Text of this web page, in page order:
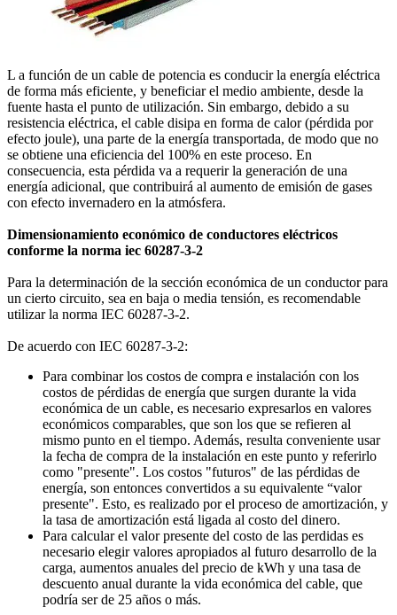
L a función de un cable de potencia es conducir la energía eléctrica
de forma más eficiente, y beneficiar el medio ambiente, desde la
fuente hasta el punto de utilización. Sin embargo, debido a su
resistencia eléctrica, el cable disipa en forma de calor (pérdida por
efecto joule), una parte de la energía transportada, de modo que no
se obtiene una eficiencia del 100% en este proceso. En
consecuencia, esta pérdida va a requerir la generación de una
energía adicional, que contribuirá al aumento de emisión de gases
con efecto invernadero en la atmósfera.
Dimensionamiento económico de conductores eléctricos
conforme la norma iec 60287-3-2
Para la determinación de la sección económica de un conductor para
un cierto circuito, sea en baja o media tensión, es recomendable
utilizar la norma IEC 60287-3-2.
De acuerdo con IEC 60287-3-2:
Para combinar los costos de compra e instalación con los
costos de pérdidas de energía que surgen durante la vida
económica de un cable, es necesario expresarlos en valores
económicos comparables, que son los que se refieren al
mismo punto en el tiempo. Además, resulta conveniente usar
la fecha de compra de la instalación en este punto y referirlo
como "presente". Los costos "futuros" de las pérdidas de
energía, son entonces convertidos a su equivalente “valor
presente". Esto, es realizado por el proceso de amortización, y
la tasa de amortización está ligada al costo del dinero.
Para calcular el valor presente del costo de las perdidas es
necesario elegir valores apropiados al futuro desarrollo de la
carga, aumentos anuales del precio de kWh y una tasa de
descuento anual durante la vida económica del cable, que
podría ser de 25 años o más.